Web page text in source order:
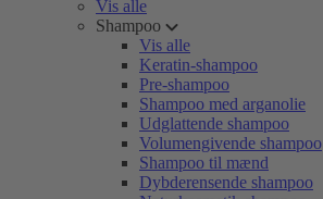
Vis alle
Shampoo
Vis alle
Keratin-shampoo
Pre-shampoo
Shampoo med arganolie
Udglattende shampoo
Volumengivende shampoo
Shampoo til mænd
Dybderensende shampoo